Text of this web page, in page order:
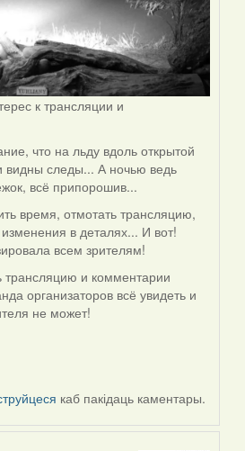
к трансляции и
что на льду вдоль открытой
видны следы... А ночью ведь
всё припорошив...
время, отмотать трансляцию,
в деталях... И вот!
всем зрителям!
трансляцию и комментарии
организаторов всё увидеть и
не может!
каб пакідаць каментары.